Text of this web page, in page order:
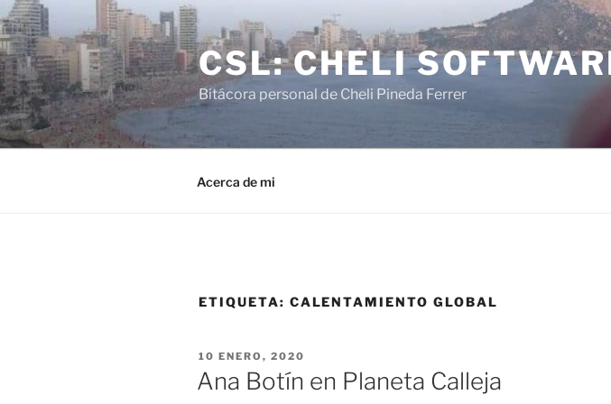
Saltar
al
contenido
CSL: CHELI
Bitácora personal de Cheli Pineda Ferrer
Acerca de mi
ETIQUETA: CALENTAMIENTO GLOBAL
PUBLICADO
EL
10 ENERO, 2020
Ana Botín en Planeta Calleja